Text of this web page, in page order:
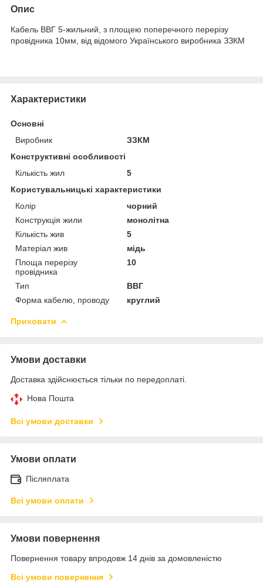
Опис
Кабель ВВГ 5-жильний, з площею поперечного перерізу
провідника 10мм, від відомого Українського виробника ЗЗКМ
Характеристики
Основні
Виробник
ЗЗКМ
Конструктивні особливості
Кількість жил
5
Користувальницькі характеристики
Колір
чорний
Конструкція жили
монолітна
Кількість жив
5
Матеріал жив
мідь
Площа перерізу
провідника
10
Тип
ВВГ
Форма кабелю, проводу
круглий
Приховати
Умови доставки
Доставка здійснюється тільки по передоплаті.
Нова Пошта
Всі умови доставки
Умови оплати
Післяплата
Всі умови оплати
Умови повернення
Повернення товару впродовж 14 днів за домовленістю
Всі умови повернення